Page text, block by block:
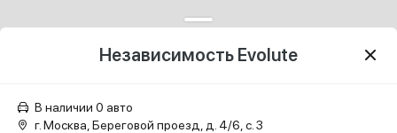
Независимость Evolute
В наличии 0 авто
г. Москва, Береговой проезд, д. 4/6, с. 3